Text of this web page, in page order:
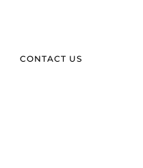
CONTACT US